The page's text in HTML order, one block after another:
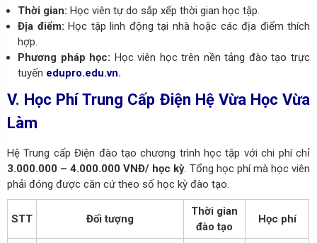
Thời gian: Học viên tự do sắp xếp thời gian học tập.
Địa điểm: Học tập linh động tại nhà hoặc các địa điểm thích
hợp.
Phương pháp học: Học viên học trên nền tảng đào tạo trực
tuyến edupro.edu.vn.
V. Học Phí Trung Cấp Điện Hệ Vừa Học Vừa
Làm
Hệ Trung cấp Điện đào tạo chương trình học tập với chi phí chỉ
3.000.000 – 4.000.000 VNĐ/ học kỳ. Tổng học phí mà học viên
phải đóng được căn cứ theo số học kỳ đào tạo.
STT Đối tượng
Thời gian
đào tạo
Học phí